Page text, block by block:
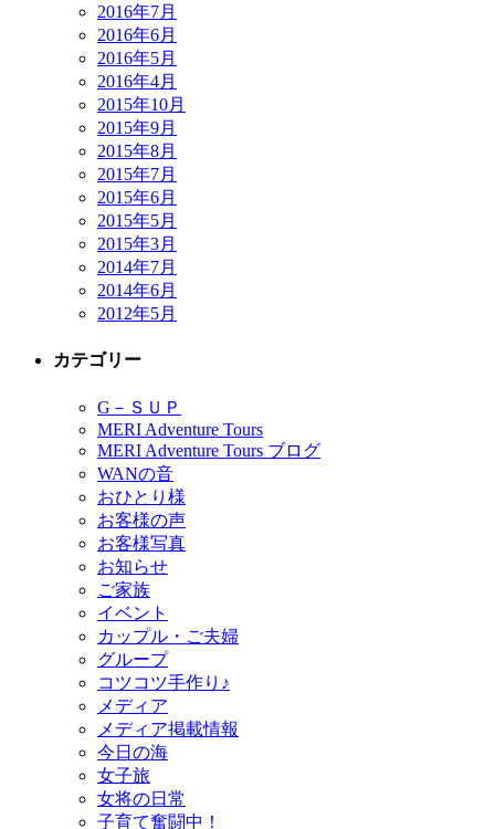
2016年7月
2016年6月
2016年5月
2016年4月
2015年10月
2015年9月
2015年8月
2015年7月
2015年6月
2015年5月
2015年3月
2014年7月
2014年6月
2012年5月
カテゴリー
G－ＳＵＰ
MERI Adventure Tours
MERI Adventure Tours ブログ
WANの音
おひとり様
お客様の声
お客様写真
お知らせ
ご家族
イベント
カップル・ご夫婦
グループ
コツコツ手作り♪
メディア
メディア掲載情報
今日の海
女子旅
女将の日常
子育て奮闘中！